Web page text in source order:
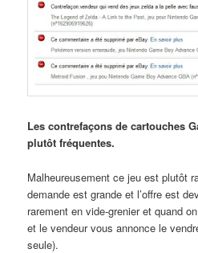
Les contrefaçons de cartouches
plutôt fréquentes.
Malheureusement ce jeu est plutôt
demande est grande et l’offre est
rarement en vide-grenier et quand
et le vendeur vous annonce le
seule).